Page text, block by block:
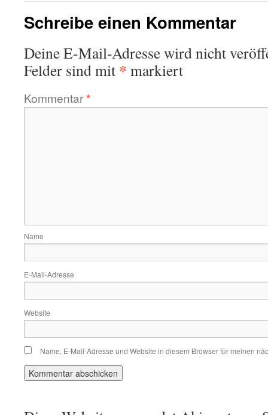
Schreibe einen Kommentar
Deine E-Mail-Adresse wird nicht
Felder sind mit * markiert
Kommentar*
Name
E-Mail-Adresse
Website
Name, E-Mail-Adresse und Website in diesem Browser für meinen